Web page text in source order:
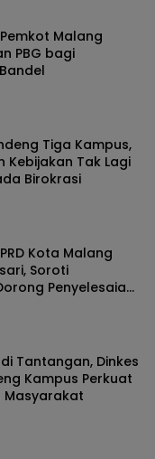
Malang
PBG bagi
Tiga Kampus,
Kebijakan Tak Lagi
Birokrasi
Kota Malang
Soroti
Penyelesaian
Royong
Tantangan, Dinkes
Kampus Perkuat
Masyarakat